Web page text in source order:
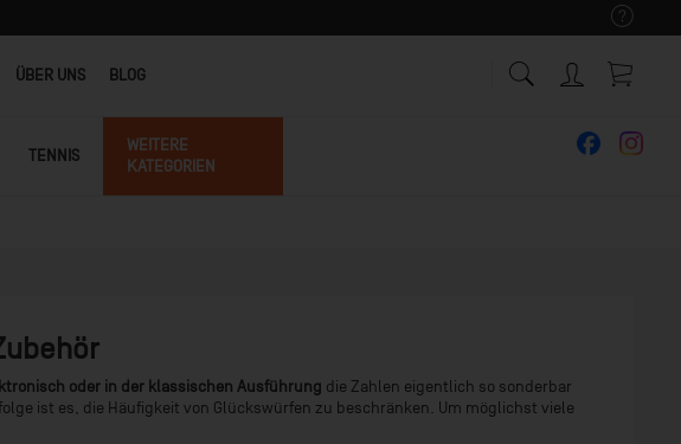
ÜBER UNS BLOG
TENNIS
WEITERE
KATEGORIEN
oder in der klassischen Ausführung die Zahlen eigentlich so sonderbar
ist es, die Häufigkeit von Glückswürfen zu beschränken. Um möglichst viele